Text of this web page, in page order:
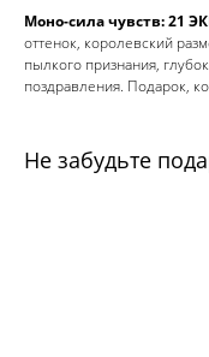
Моно-сила чувств: 21
оттенок, королевский
пылкого признания,
поздравления. Подарок,
Не забудьте